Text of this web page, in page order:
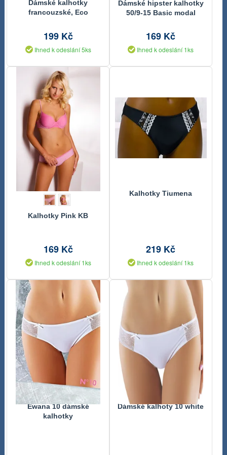
Dámské kalhotky
francouzské, Eco
199 Kč
Ihned k odeslání 5ks
Dámské hipster kalhotky
50/9-15 Basic modal
169 Kč
Ihned k odeslání 1ks
Kalhotky Pink KB
169 Kč
Ihned k odeslání 1ks
Kalhotky Tiumena
219 Kč
Ihned k odeslání 1ks
Ewana 10 dámské
kalhotky
Dámské kalhoty 10 white